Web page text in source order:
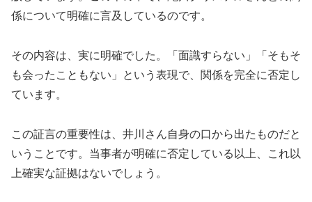
係について明確に言及しているのです。
その内容は、実に明確でした。「面識すらない」「そもそ
も会ったこともない」という表現で、関係を完全に否定し
ています。
この証言の重要性は、井川さん自身の口から出たものだと
いうことです。当事者が明確に否定している以上、これ以
上確実な証拠はないでしょう。